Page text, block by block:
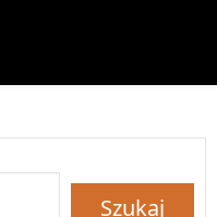
Szukaj